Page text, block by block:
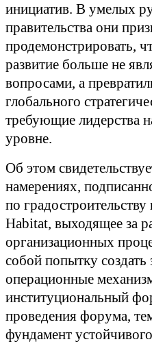
инициатив. В умелых
правительства они
продемонстрировать,
развитие больше не
вопросами, а
глобального
требующие лидерства
уровне.
Об этом
намерениях,
по
Habitat, выходящее за
организационных
собой попытку
операционные
институциональный
проведения форума,
фундамент